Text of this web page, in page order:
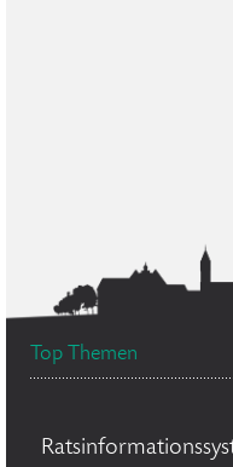
Top Themen